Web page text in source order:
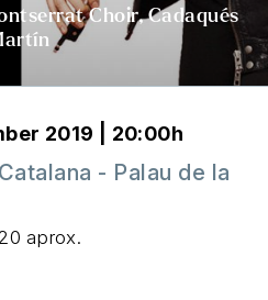
Choir, Cadaqués
2019 | 20:00h
- Palau de la
aprox.